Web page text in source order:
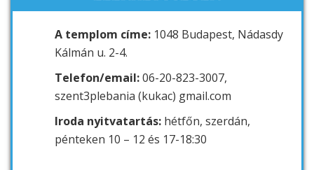
A templom címe: 1048 Budapest, Nádasdy
Kálmán u. 2-4.
Telefon/email:06-20-823-3007,
szent3plebania (kukac) gmail.com
Iroda nyitvatartás: hétfőn, szerdán,
pénteken 10 – 12 és 17-18:30